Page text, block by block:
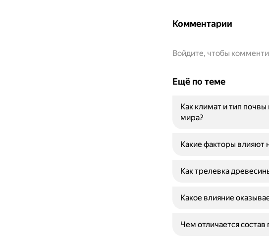
Комментарии
Войдите, чтобы
Ещё по теме
Как климат и тип
мира?
Какие факторы влияют
Как трелевка
Какое влияние
Чем отличается состав